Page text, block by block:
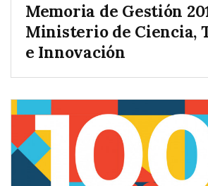
Memoria de Gestión
Ministerio de Ciencia,
e Innovación